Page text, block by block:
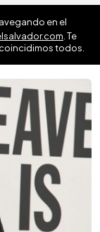
en el
. Te
todos.